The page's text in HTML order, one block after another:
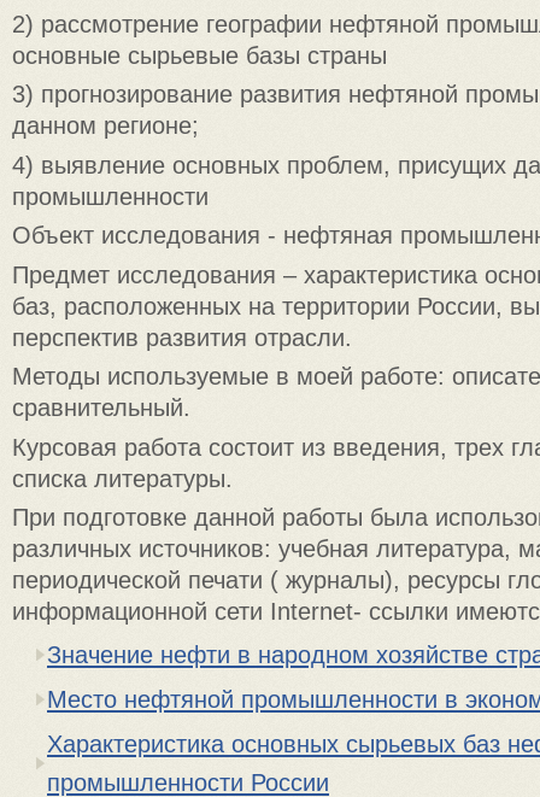
2) рассмотрение географии нефтяной
основные сырьевые базы страны
3) прогнозирование развития нефтяной
данном регионе;
4) выявление основных проблем, присущих
промышленности
Объект исследования - нефтяная
Предмет исследования – характеристика
баз, расположенных на территории России,
перспектив развития отрасли.
Методы используемые в моей работе:
сравнительный.
Курсовая работа состоит из введения, трех
списка литературы.
При подготовке данной работы была
различных источников: учебная литература,
периодической печати ( журналы), ресурсы
информационной сети Internet- ссылки
Значение нефти в народном хозяйстве
Место нефтяной промышленности в
Характеристика основных сырьевых баз
промышленности России